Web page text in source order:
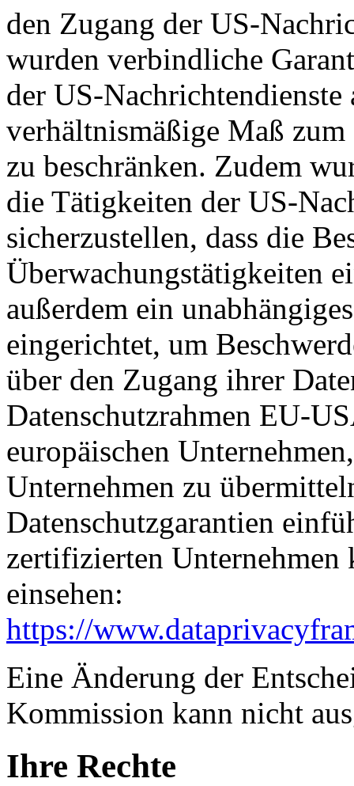
den Zugang der US-
wurden verbindliche
der US-
verhältnismäßige Maß
zu beschränken. Zudem
die Tätigkeiten der US-
sicherzustellen, dass die
Überwachungstätigkeiten
außerdem ein
eingerichtet, um
über den Zugang ihrer
Datenschutzrahmen EU-
europäischen
Unternehmen zu
Datenschutzgarantien
zertifizierten
einsehen:
https://
Eine Änderung der
Kommission kann nicht
Ihre Rechte